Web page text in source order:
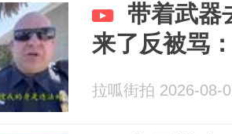
带着武器
来了反被骂
拉呱街拍 2026-08-